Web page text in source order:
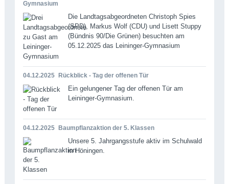
Gymnasium
Die Landtagsabgeordneten Christoph Spies
(SPD), Markus Wolf (CDU) und Lisett Stuppy
(Bündnis 90/Die Grünen) besuchten am
05.12.2025 das Leininger-Gymnasium
04.12.2025 Rückblick - Tag der offenen Tür
Ein gelungener Tag der offenen Tür am
Leininger-Gymnasium.
04.12.2025 Baumpflanzaktion der 5. Klassen
Unsere 5. Jahrgangsstufe aktiv im Schulwald
in Höningen.